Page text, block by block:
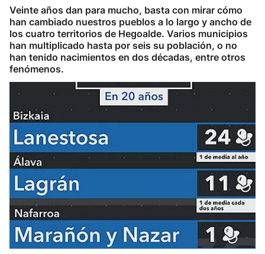
Veinte años dan para mucho, basta con mirar cómo
han cambiado nuestros pueblos a lo largo y ancho de
los cuatro territorios de Hegoalde. Varios municipios
han multiplicado hasta por seis su población, o no
han tenido nacimientos en dos décadas, entre otros
fenómenos.